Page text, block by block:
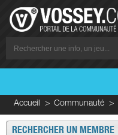
Accueil Communauté
RECHERCHER UN MEMBRE